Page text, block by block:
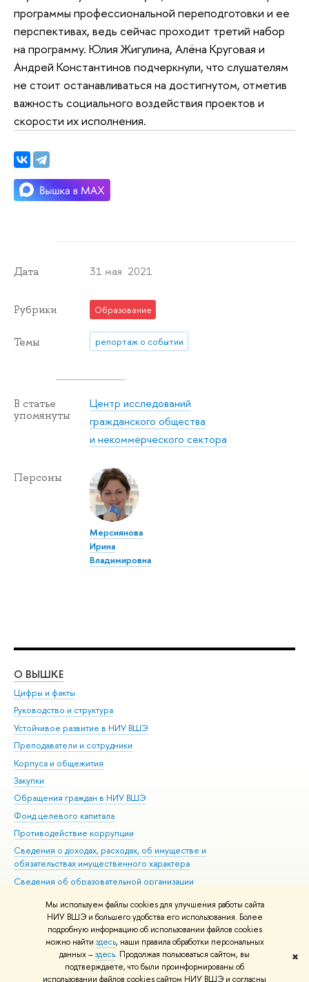
Мы используем файлы cookies для улучшения работы сайта
НИУ ВШЭ и большего удобства его использования. Более
подробную информацию об использовании файлов cookies
можно найти здесь, наши правила обработки персональных
данных –здесь. Продолжая пользоваться сайтом, вы
подтверждаете, что были проинформированы об
использовании файлов cookies сайтом НИУ ВШЭ и согласны
✖
программы профессиональной переподготовки и ее
перспективах, ведь сейчас проходит третий набор
на программу. Юлия Жигулина, Алёна Круговая и
Андрей Константинов подчеркнули, что слушателям
не стоит останавливаться на достигнутом, отметив
важность социального воздействия проектов и
скорости их исполнения.
Дата 31 мая 2021
Рубрики Образование
Темы репортаж о событии
В статье
упомянуты
Центр исследований
гражданского общества
и некоммерческого сектора
Персоны
Мерсиянова
Ирина
Владимировна
О ВЫШКЕ
Цифры и факты
Руководство и структура
Устойчивое развитие в НИУ ВШЭ
Преподаватели и сотрудники
Корпуса и общежития
Закупки
Обращения граждан в НИУ ВШЭ
Фонд целевого капитала
Противодействие коррупции
Сведения о доходах, расходах, об имуществе и
обязательствах имущественного характера
Сведения об образовательной организации
Людям с ограниченными возможностями здоровья
Единая платежная страница
Работа в Вышке
© НИУ ВШЭ 1993–2026 Адреса и контакты Условия использования